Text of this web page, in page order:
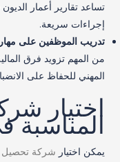
تساعد تقارير أعمار
إجراءات سريعة.
تدريب الموظفين على
من المهم تزويد فرق
المهني للحفاظ على
اختيار
المناسبة
يمكن اختيار شركة